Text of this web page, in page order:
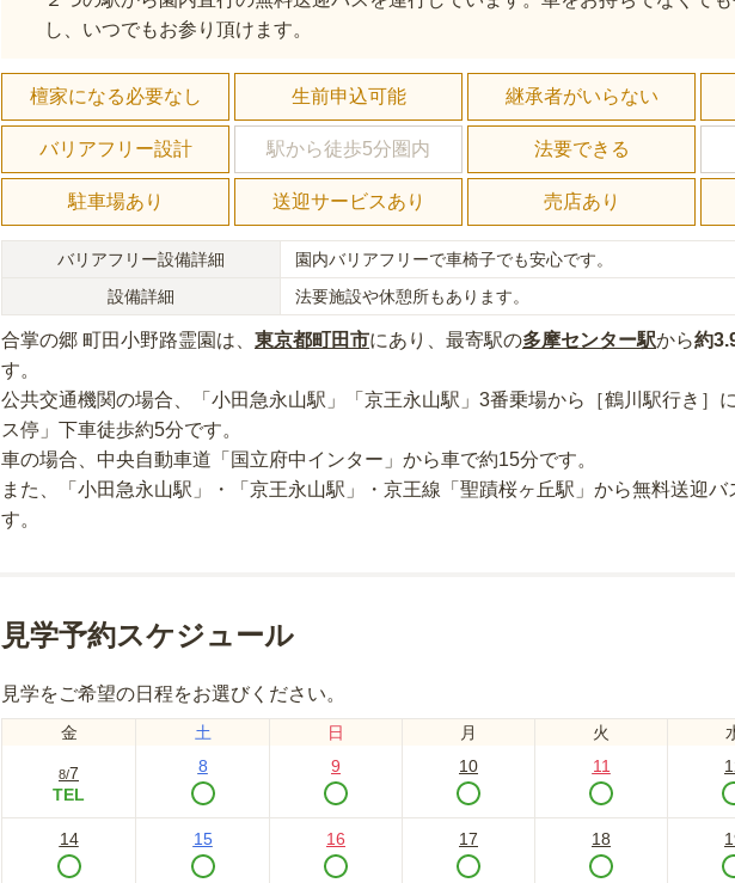
し、いつでもお参り頂けます。
檀家になる必要なし 生前申込可能 継承者がいらない
バリアフリー設計 駅から徒歩5分圏内 法要できる
駐車場あり 送迎サービスあり 売店あり
バリアフリー設備詳細
園内バリアフリーで車椅子でも安心です。
設備詳細
法要施設や休憩所もあります。
合掌の郷 町田小野路霊園 は、 東京都町田市にあり 、最寄駅の多摩センター駅から約
す。
公共交通機関の場合 、「小田急永山駅」「京王永山駅」3番乗場から［鶴川駅行き］
ス停」下車徒歩約5分です。
車の場合 、中央自動車道「国立府中インター」から車で約15分です。
また、
「小田急永山駅」・「京王永山駅」・京王線「聖蹟桜ヶ丘駅」から無料送迎
す。
見学予約スケジュール
見学をご希望の日程をお選びください。
金 土 日 月 火
8/7
TEL
8 9 10 11
14 15 16 17 18